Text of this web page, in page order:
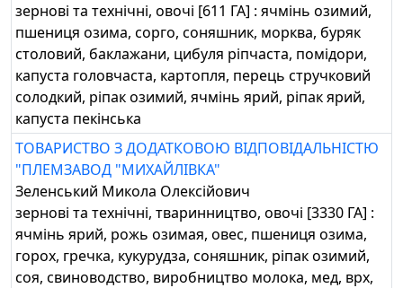
зернові та технічні, овочі [611 ГА] : ячмінь озимий,
пшениця озима, сорго, соняшник, морква, буряк
столовий, баклажани, цибуля ріпчаста, помідори,
капуста головчаста, картопля, перець стручковий
солодкий, ріпак озимий, ячмінь ярий, ріпак ярий,
капуста пекінська
ТОВАРИСТВО З ДОДАТКОВОЮ ВІДПОВІДАЛЬНІСТЮ
"ПЛЕМЗАВОД "МИХАЙЛІВКА"
Зеленський Микола Олексійович
зернові та технічні, тваринництво, овочі [3330 ГА] :
ячмінь ярий, рожь озимая, овес, пшениця озима,
горох, гречка, кукурудза, соняшник, ріпак озимий,
соя, свиноводство, виробництво молока, мед, врх,